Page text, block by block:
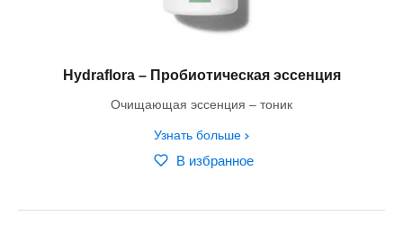
Hydraflora – Пробиотическая эссенция
Очищающая эссенция – тоник
Узнать больше
В избранное